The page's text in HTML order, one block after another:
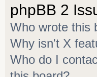
phpBB 2
Who wrote this
Why isn't X
Who do I